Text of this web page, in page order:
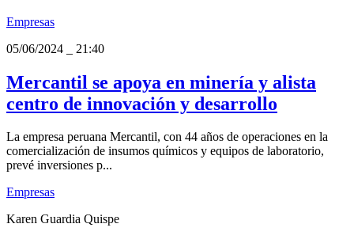
Empresas
05/06/2024
21:40
Mercantil se apoya en minería y alista
centro de innovación y desarrollo
La empresa peruana Mercantil, con 44 años de operaciones en la
comercialización de insumos químicos y equipos de laboratorio,
prevé inversiones p...
Empresas
Karen Guardia Quispe